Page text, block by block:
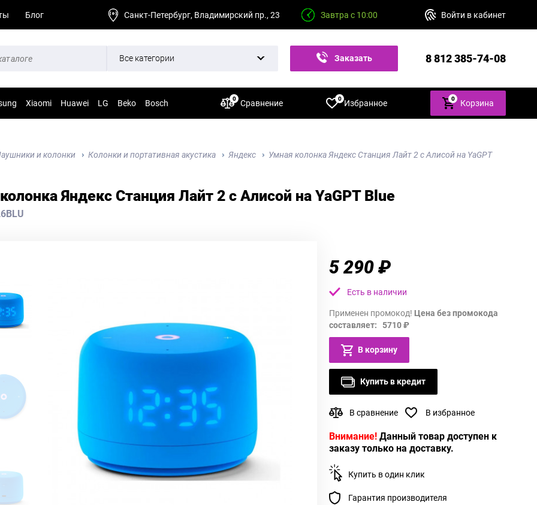
Блог Санкт-Петербург, Владимирский пр., 23 Завтра с 10:00 Войти в кабинет
Все категории Заказать 8 812 385-74-08
Xiaomi Huawei LG Beko Bosch Сравнение
0 Избранное
0 0 Корзина
и колонки Колонки и портативная акустика Яндекс Умная колонка Яндекс Станция Лайт 2 c Алисой на YaGPT
Яндекс Станция Лайт 2 c Алисой на YaGPT Blue
5 290 ₽
Есть в наличии
Применен промокод! Цена без промокода
составляет: 5710 ₽
В корзину
Купить в кредит
В сравнение В избранное
Внимание! Данный товар доступен к
заказу только на доставку.
Купить в один клик
Гарантия производителя